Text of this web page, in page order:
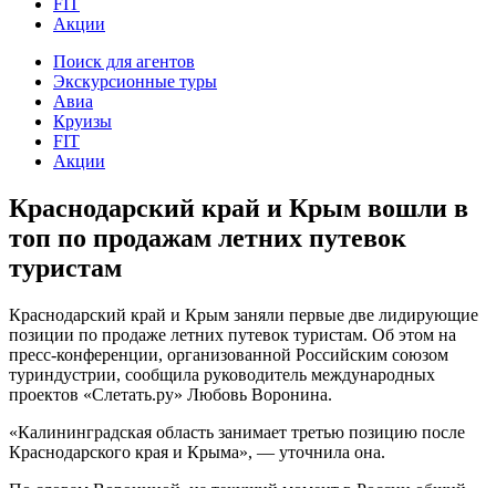
FIT
Акции
Поиск для агентов
Экскурсионные туры
Авиа
Круизы
FIT
Акции
Краснодарский край и Крым вошли в
топ по продажам летних путевок
туристам
Краснодарский край и Крым заняли первые две лидирующие
позиции по продаже летних путевок туристам. Об этом на
пресс-конференции, организованной Российским союзом
туриндустрии, сообщила руководитель международных
проектов «Слетать.ру» Любовь Воронина.
«Калининградская область занимает третью позицию после
Краснодарского края и Крыма», — уточнила она.